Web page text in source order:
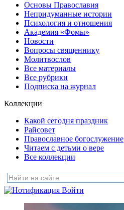
Основы Православия
Непридуманные истории
Психология и отношения
Академия «Фомы»
Новости
Вопросы священнику
Молитвослов
Все материалы
Все рубрики
Подписка на журнал
Коллекции
Какой сегодня праздник
Райсовет
Православное богослужение
Читаем с детьми о вере
Все коллекции
Войти